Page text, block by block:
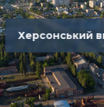
Херсонський